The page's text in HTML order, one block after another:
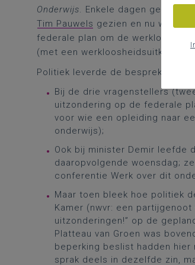
Onderwijs. Enkele dagen geleden
Tim Pauwels gezien en nu was er
federale plan om de
(met een werkloosheidsuitkering)
Politiek leverde de bespreking
Bij de drie vragenstellers
uitzondering op de federale
voor wie een opleiding naar
onderwijs);
Ook bij minister Demir leefde
daaropvolgende woensdag;
conferentie Werk over dit
Maar toen bleek hoe politiek
Kamer (nwvr: een
uitzonderingen!” op de
Platteau van Groen was
beperking beslist hadden hier
sprak deels in dezelfde zin,